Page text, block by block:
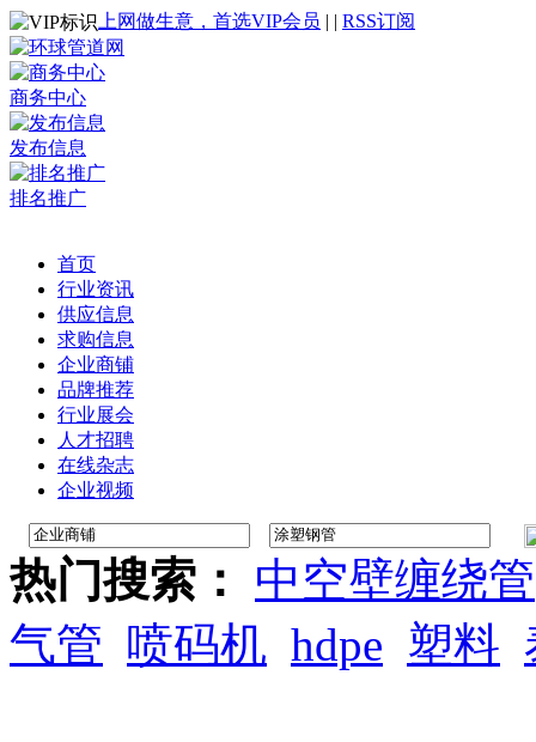
上网做生意，首选VIP会员 | | RSS订阅
商务中心
发布信息
排名推广
首页
行业资讯
供应信息
求购信息
企业商铺
品牌推荐
行业展会
人才招聘
在线杂志
企业视频
热门搜索：
中空壁缠绕管
气管 喷码机 hdpe 塑料